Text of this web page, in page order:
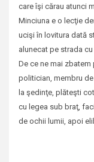
care îşi cărau atunci
Minciuna e o lecţie
ucişi în lovitura dată
alunecat pe strada
De ce ne mai zbatem
politician, membru
la şedinţe, plăteşti
cu legea sub braţ,
de ochii lumii, apoi